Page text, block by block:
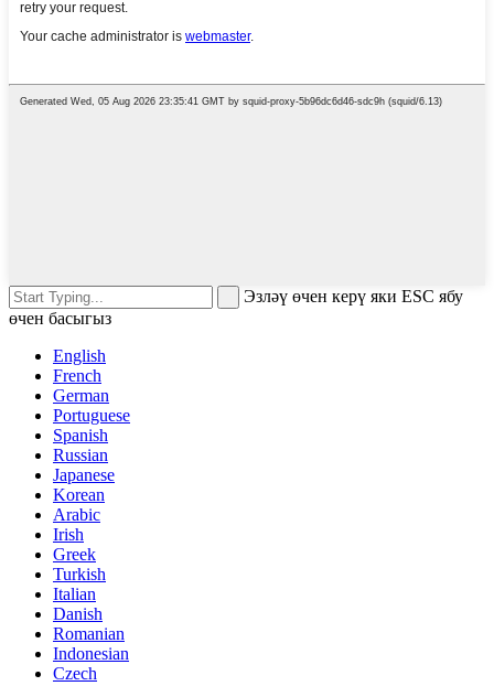
Эзләү өчен керү яки ESC ябу
өчен басыгыз
English
French
German
Portuguese
Spanish
Russian
Japanese
Korean
Arabic
Irish
Greek
Turkish
Italian
Danish
Romanian
Indonesian
Czech